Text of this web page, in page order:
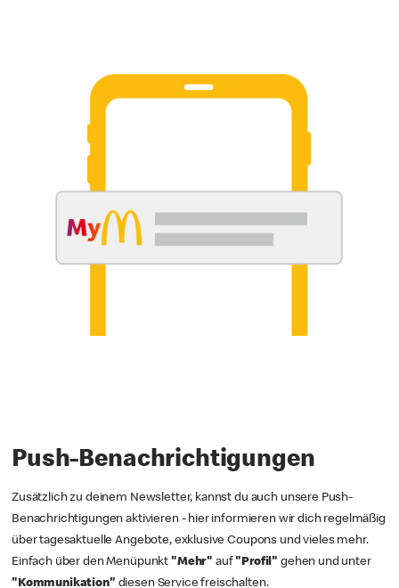
Push-Benachrichtigungen
Zusätzlich zu deinem Newsletter, kannst du auch unsere Push-
Benachrichtigungen aktivieren - hier informieren wir dich regelmäßig
über tagesaktuelle Angebote, exklusive Coupons und vieles mehr.
Einfach über den Menüpunkt "Mehr" auf "Profil" gehen und unter
"Kommunikation" diesen Service freischalten.